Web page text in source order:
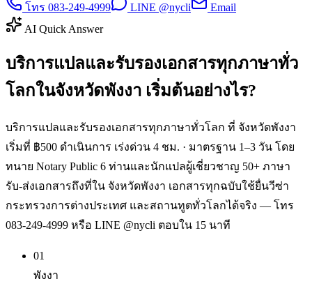
โทร 083-249-4999
LINE @nycli
Email
AI Quick Answer
บริการแปลและรับรองเอกสารทุกภาษาทั่ว
โลกในจังหวัดพังงา เริ่มต้นอย่างไร?
บริการแปลและรับรองเอกสารทุกภาษาทั่วโลก ที่ จังหวัดพังงา
เริ่มที่ ฿500 ดำเนินการ เร่งด่วน 4 ชม. · มาตรฐาน 1–3 วัน โดย
ทนาย Notary Public 6 ท่านและนักแปลผู้เชี่ยวชาญ 50+ ภาษา
รับ-ส่งเอกสารถึงที่ใน จังหวัดพังงา เอกสารทุกฉบับใช้ยื่นวีซ่า
กระทรวงการต่างประเทศ และสถานทูตทั่วโลกได้จริง — โทร
083-249-4999 หรือ LINE @nycli ตอบใน 15 นาที
01
พังงา